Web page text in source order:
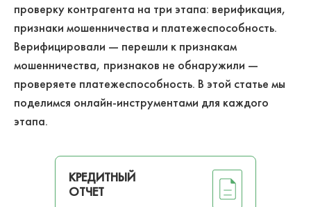
проверку контрагента на три этапа: верификация,
признаки мошенничества и платежеспособность.
Верифицировали — перешли к признакам
мошенничества, признаков не обнаружили —
проверяете платежеспособность. В этой статье мы
поделимся онлайн-инструментами для каждого
этапа.
КРЕДИТНЫЙ
ОТЧЕТ